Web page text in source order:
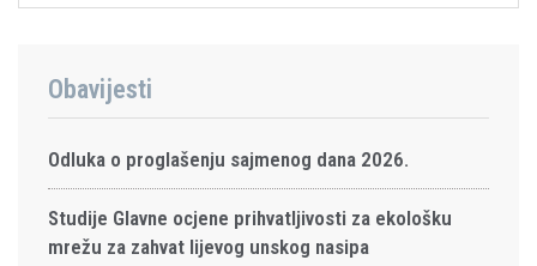
Obavijesti
Odluka o proglašenju sajmenog dana 2026.
Studije Glavne ocjene prihvatljivosti za ekološku
mrežu za zahvat lijevog unskog nasipa